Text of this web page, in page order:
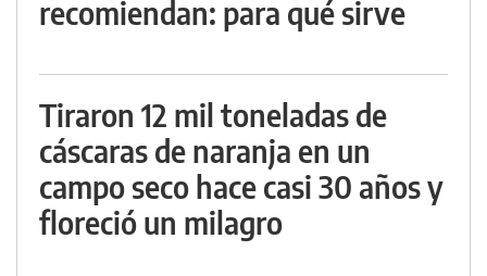
recomiendan: para qué sirve
Tiraron 12 mil toneladas de
cáscaras de naranja en un
campo seco hace casi 30 años y
floreció un milagro